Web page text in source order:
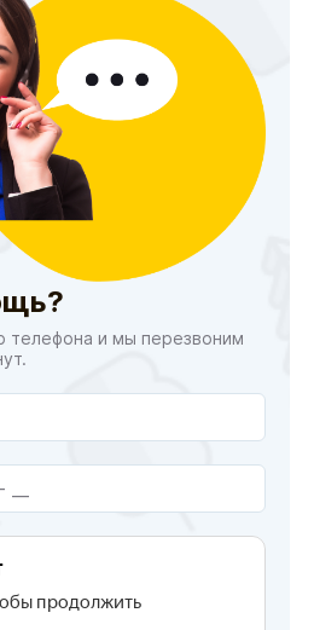
телефона и мы перезвоним